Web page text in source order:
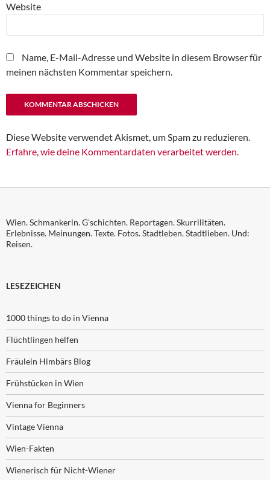
Website
Name, E-Mail-Adresse und Website in diesem Browser für
meinen nächsten Kommentar speichern.
Diese Website verwendet Akismet, um Spam zu reduzieren.
Erfahre, wie deine Kommentardaten verarbeitet werden.
Wien. Schmankerln. G'schichten. Reportagen. Skurrilitäten.
Erlebnisse. Meinungen. Texte. Fotos. Stadtleben. Stadtlieben. Und:
Reisen.
LESEZEICHEN
1000 things to do in Vienna
Flüchtlingen helfen
Fräulein Himbärs Blog
Frühstücken in Wien
Vienna for Beginners
Vintage Vienna
Wien-Fakten
Wienerisch für Nicht-Wiener